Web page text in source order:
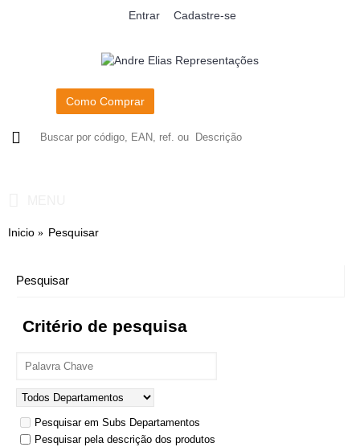
Entrar Cadastre-se
Como Comprar
Inicio Pesquisar
Pesquisar
Critério de pesquisa
Pesquisar em Subs Departamentos
Pesquisar pela descrição dos produtos